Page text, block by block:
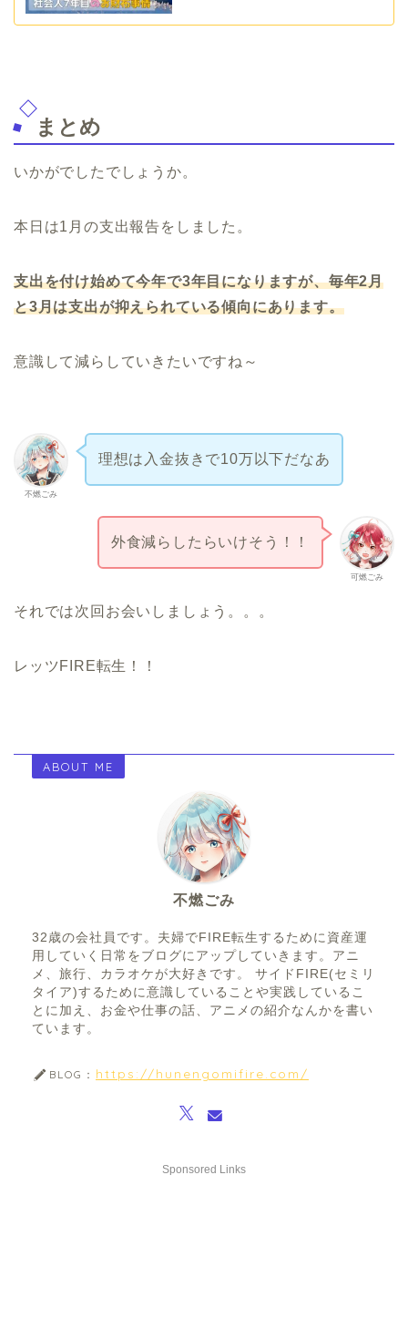
まとめ
いかがでしたでしょうか。
本日は1月の支出報告をしました。
支出を付け始めて今年で3年目になりますが、毎年2月
と3月は支出が抑えられている傾向にあります。
意識して減らしていきたいですね～
不燃ごみ
理想は入金抜きで10万以下だなあ
可燃ごみ
外食減らしたらいけそう！！
それでは次回お会いしましょう。。。
レッツFIRE転生！！
ABOUT ME
不燃ごみ
32歳の会社員です。夫婦でFIRE転生するために資産運
用していく日常をブログにアップしていきます。アニ
メ、旅行、カラオケが大好きです。 サイドFIRE(セミリ
タイア)するために意識していることや実践しているこ
とに加え、お金や仕事の話、アニメの紹介なんかを書い
ています。
BLOG： https://hunengomifire.com/
Sponsored Links